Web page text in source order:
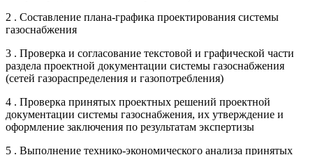
2 . Составление плана-графика проектирования системы
газоснабжения
3 . Проверка и согласование текстовой и графической части
раздела проектной документации системы газоснабжения
(сетей газораспределения и газопотребления)
4 . Проверка принятых проектных решений проектной
документации системы газоснабжения, их утверждение и
оформление заключения по результатам экспертизы
5 . Выполнение технико-экономического анализа принятых